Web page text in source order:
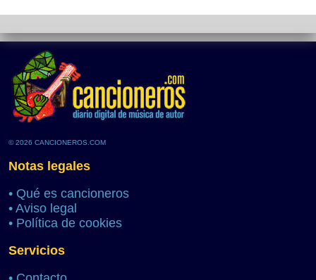
© 2026 CANCIONEROS.COM
Notas legales
• Qué es cancioneros
• Aviso legal
• Política de cookies
Servicios